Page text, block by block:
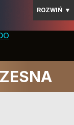
ROZWIŃ ▼